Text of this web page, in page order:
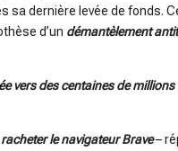
sa dernière levée de fonds.
d’un démantèlement
vers des centaines de
le navigateur Brave–